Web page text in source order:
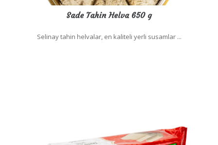
Sade Tahin Helva 650 g
Selinay tahin helvalar, en kaliteli yerli susamlar ...